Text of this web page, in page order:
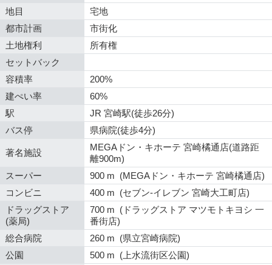
地目
宅地
都市計画
市街化
土地権利
所有権
セットバック
容積率
200%
建ぺい率
60%
駅
JR 宮崎駅(徒歩26分)
バス停
県病院(徒歩4分)
著名施設
MEGAドン・キホーテ 宮崎橘通店(道路距
離900m)
スーパー
900 m (MEGAドン・キホーテ 宮崎橘通店)
コンビニ
400 m (セブン-イレブン 宮崎大工町店)
ドラッグストア
(薬局)
700 m (ドラッグストア マツモトキヨシ 一
番街店)
総合病院
260 m (県立宮崎病院)
公園
500 m (上水流街区公園)